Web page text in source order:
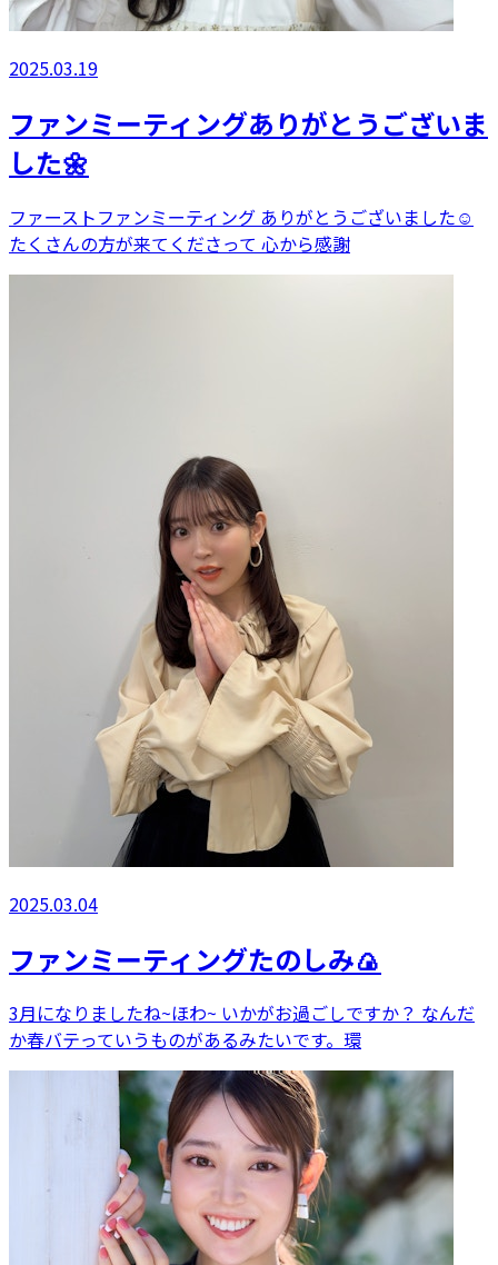
2025.03.19
ファンミーティングありがとうございま
した🌼
ファーストファンミーティング ありがとうございました☺️
たくさんの方が来てくださって 心から感謝
2025.03.04
ファンミーティングたのしみ🍙
3月になりましたね~ほわ~ いかがお過ごしですか？ なんだ
か春バテっていうものがあるみたいです。環